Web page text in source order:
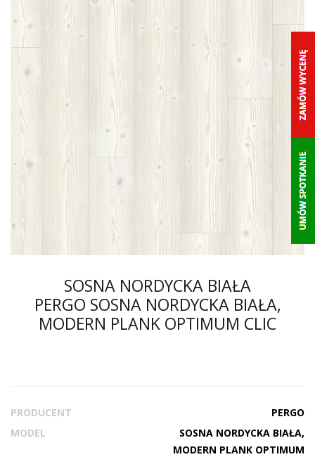
SOSNA NORDYCKA BIAŁA
PERGO SOSNA NORDYCKA BIAŁA,
MODERN PLANK OPTIMUM CLIC
PRODUCENT
PERGO
MODEL
SOSNA NORDYCKA BIAŁA,
MODERN PLANK OPTIMUM